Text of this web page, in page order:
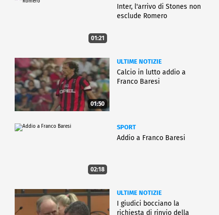
01:21
Inter, l'arrivo di Stones non
esclude Romero
01:50
ULTIME NOTIZIE
Calcio in lutto addio a
Franco Baresi
02:18
SPORT
Addio a Franco Baresi
ULTIME NOTIZIE
I giudici bocciano la
richiesta di rinvio della